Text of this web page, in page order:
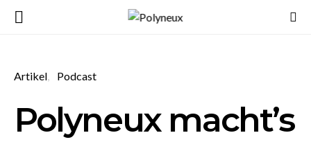
Artikel Podcast
Polyneux macht’s